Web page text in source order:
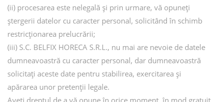
(ii) procesarea este nelegală și prin urmare, vă opuneți
ștergerii datelor cu caracter personal, solicitând în schimb
restricționarea prelucrării;
(iii) S.C. BELFIX HORECA S.R.L., nu mai are nevoie de datele
dumneavoastră cu caracter personal, dar dumneavoastră
solicitați aceste date pentru stabilirea, exercitarea și
apărarea unor pretenții legale.